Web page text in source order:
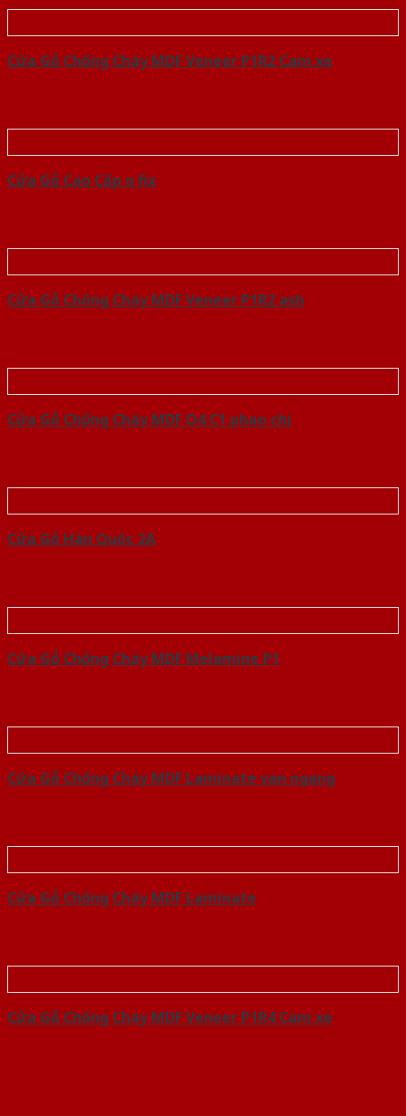
Cửa Gỗ Chống Cháy MDF Veneer P1R2 Cam xe
Cửa Gỗ Cao Cấp o fix
Cửa Gỗ Chống Cháy MDF Veneer P1R2 ash
Cửa Gỗ Chống Cháy MDF O4 C1 phao chi
Cửa Gỗ Hàn Quốc 2A
Cửa Gỗ Chống Cháy MDF Melamine P1
Cửa Gỗ Chống Cháy MDF Laminate van ngang
Cửa Gỗ Chống Cháy MDF Laminate
Cửa Gỗ Chống Cháy MDF Veneer P1R4 Cam xe